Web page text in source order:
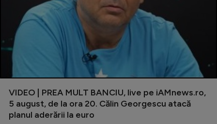
VIDEO | PREA MULT BANCIU, live pe iAMnews.ro,
5 august, de la ora 20. Călin Georgescu atacă
planul aderării la euro